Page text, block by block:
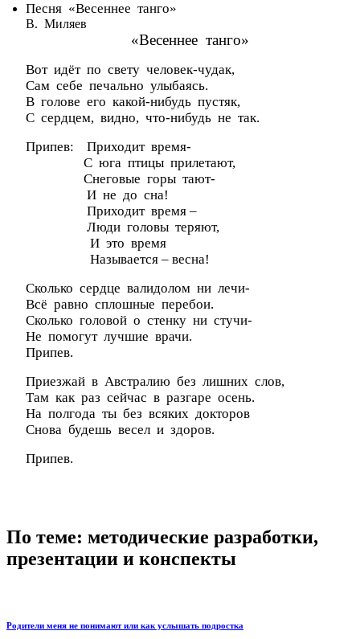
Песня «Весеннее танго»
В. Миляев
«Весеннее танго»
Вот идёт по свету человек-чудак,
Сам себе печально улыбаясь.
В голове его какой-нибудь пустяк,
С сердцем, видно, что-нибудь не так.
Припев: Приходит время-
С юга птицы прилетают,
Снеговые горы тают-
И не до сна!
Приходит время –
Люди головы теряют,
И это время
Называется – весна!
Сколько сердце валидолом ни лечи-
Всё равно сплошные перебои.
Сколько головой о стенку ни стучи-
Не помогут лучшие врачи.
Припев.
Приезжай в Австралию без лишних слов,
Там как раз сейчас в разгаре осень.
На полгода ты без всяких докторов
Снова будешь весел и здоров.
Припев.
По теме: методические разработки,
презентации и конспекты
Родители меня не понимают или как услышать подростка